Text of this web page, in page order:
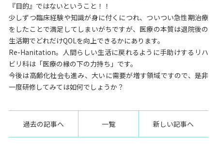
『目的』ではないということ！！
少しずつ臨床経験や知識が身に付くにつれ、ついつい急性期治療
をしたことで満足してしまいがちですが、医療の本質は退院後の
生活期でどれだけQOLを向上できるかにあります。
Re-Hanitation。人間らしい生活に戻れるように手助けするリハ
ビリ科は「医療の縁の下の力持ち」です。
今後は高齢化社会も進み、大いに需要が増す領域ですので、是非
一度研修してみては如何でしょうか？
過去の記事へ 一覧 新しい記事へ